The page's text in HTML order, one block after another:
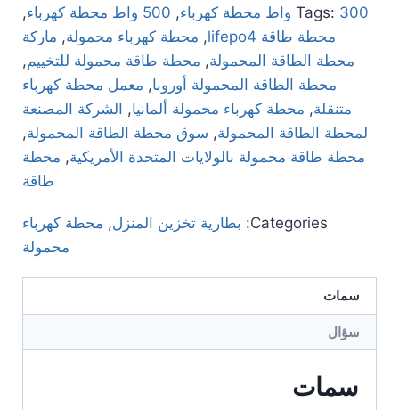
Tags: 300 واط محطة كهرباء , 500 واط محطة كهرباء
,
محطة طاقة lifepo4
, محطة كهرباء محمولة, ماركة
محطة الطاقة المحمولة, محطة طاقة محمولة للتخييم,
محطة الطاقة المحمولة أوروبا, معمل محطة كهرباء
متنقلة, محطة كهرباء محمولة ألمانيا, الشركة المصنعة
لمحطة الطاقة المحمولة, سوق محطة الطاقة المحمولة,
محطة طاقة محمولة بالولايات المتحدة الأمريكية, محطة
طاقة
Categories: بطارية تخزين المنزل, محطة كهرباء
محمولة
سمات
سؤال
سمات